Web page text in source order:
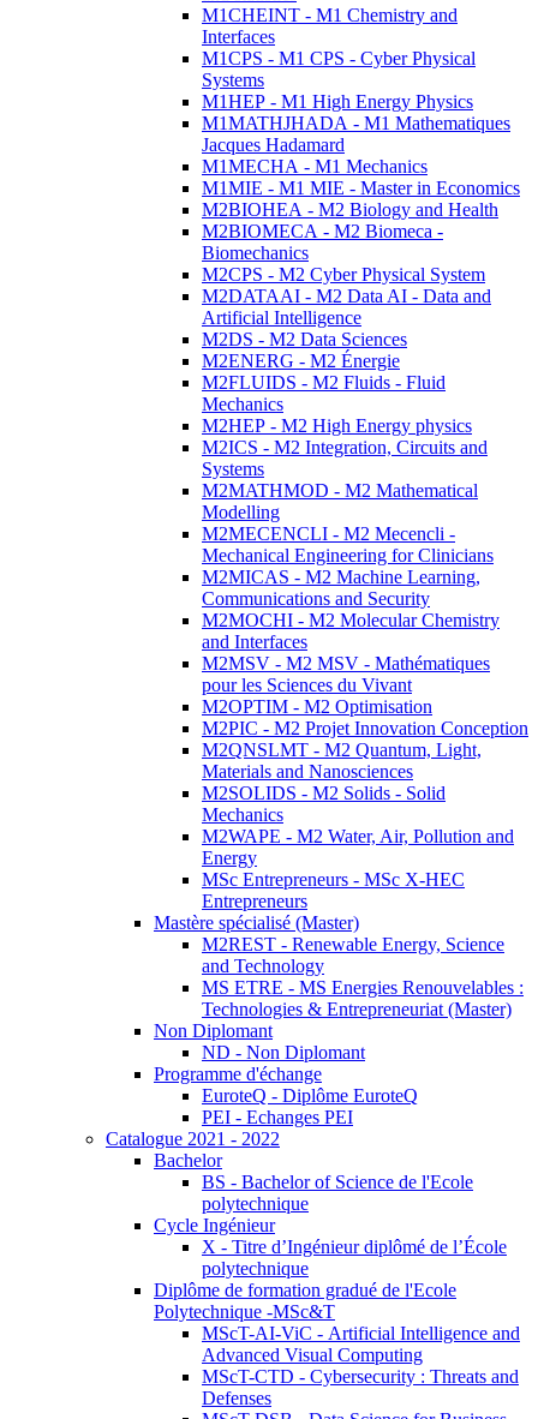
M1CHEINT - M1 Chemistry and
Interfaces
M1CPS - M1 CPS - Cyber Physical
Systems
M1HEP - M1 High Energy Physics
M1MATHJHADA - M1 Mathematiques
Jacques Hadamard
M1MECHA - M1 Mechanics
M1MIE - M1 MIE - Master in Economics
M2BIOHEA - M2 Biology and Health
M2BIOMECA - M2 Biomeca -
Biomechanics
M2CPS - M2 Cyber Physical System
M2DATAAI - M2 Data AI - Data and
Artificial Intelligence
M2DS - M2 Data Sciences
M2ENERG - M2 Énergie
M2FLUIDS - M2 Fluids - Fluid
Mechanics
M2HEP - M2 High Energy physics
M2ICS - M2 Integration, Circuits and
Systems
M2MATHMOD - M2 Mathematical
Modelling
M2MECENCLI - M2 Mecencli -
Mechanical Engineering for Clinicians
M2MICAS - M2 Machine Learning,
Communications and Security
M2MOCHI - M2 Molecular Chemistry
and Interfaces
M2MSV - M2 MSV - Mathématiques
pour les Sciences du Vivant
M2OPTIM - M2 Optimisation
M2PIC - M2 Projet Innovation Conception
M2QNSLMT - M2 Quantum, Light,
Materials and Nanosciences
M2SOLIDS - M2 Solids - Solid
Mechanics
M2WAPE - M2 Water, Air, Pollution and
Energy
MSc Entrepreneurs - MSc X-HEC
Entrepreneurs
Mastère spécialisé (Master)
M2REST - Renewable Energy, Science
and Technology
MS ETRE - MS Energies Renouvelables :
Technologies & Entrepreneuriat (Master)
Non Diplomant
ND - Non Diplomant
Programme d'échange
EuroteQ - Diplôme EuroteQ
PEI - Echanges PEI
Catalogue 2021 - 2022
Bachelor
BS - Bachelor of Science de l'Ecole
polytechnique
Cycle Ingénieur
X - Titre d’Ingénieur diplômé de l’École
polytechnique
Diplôme de formation gradué de l'Ecole
Polytechnique -MSc&T
MScT-AI-ViC - Artificial Intelligence and
Advanced Visual Computing
MScT-CTD - Cybersecurity : Threats and
Defenses